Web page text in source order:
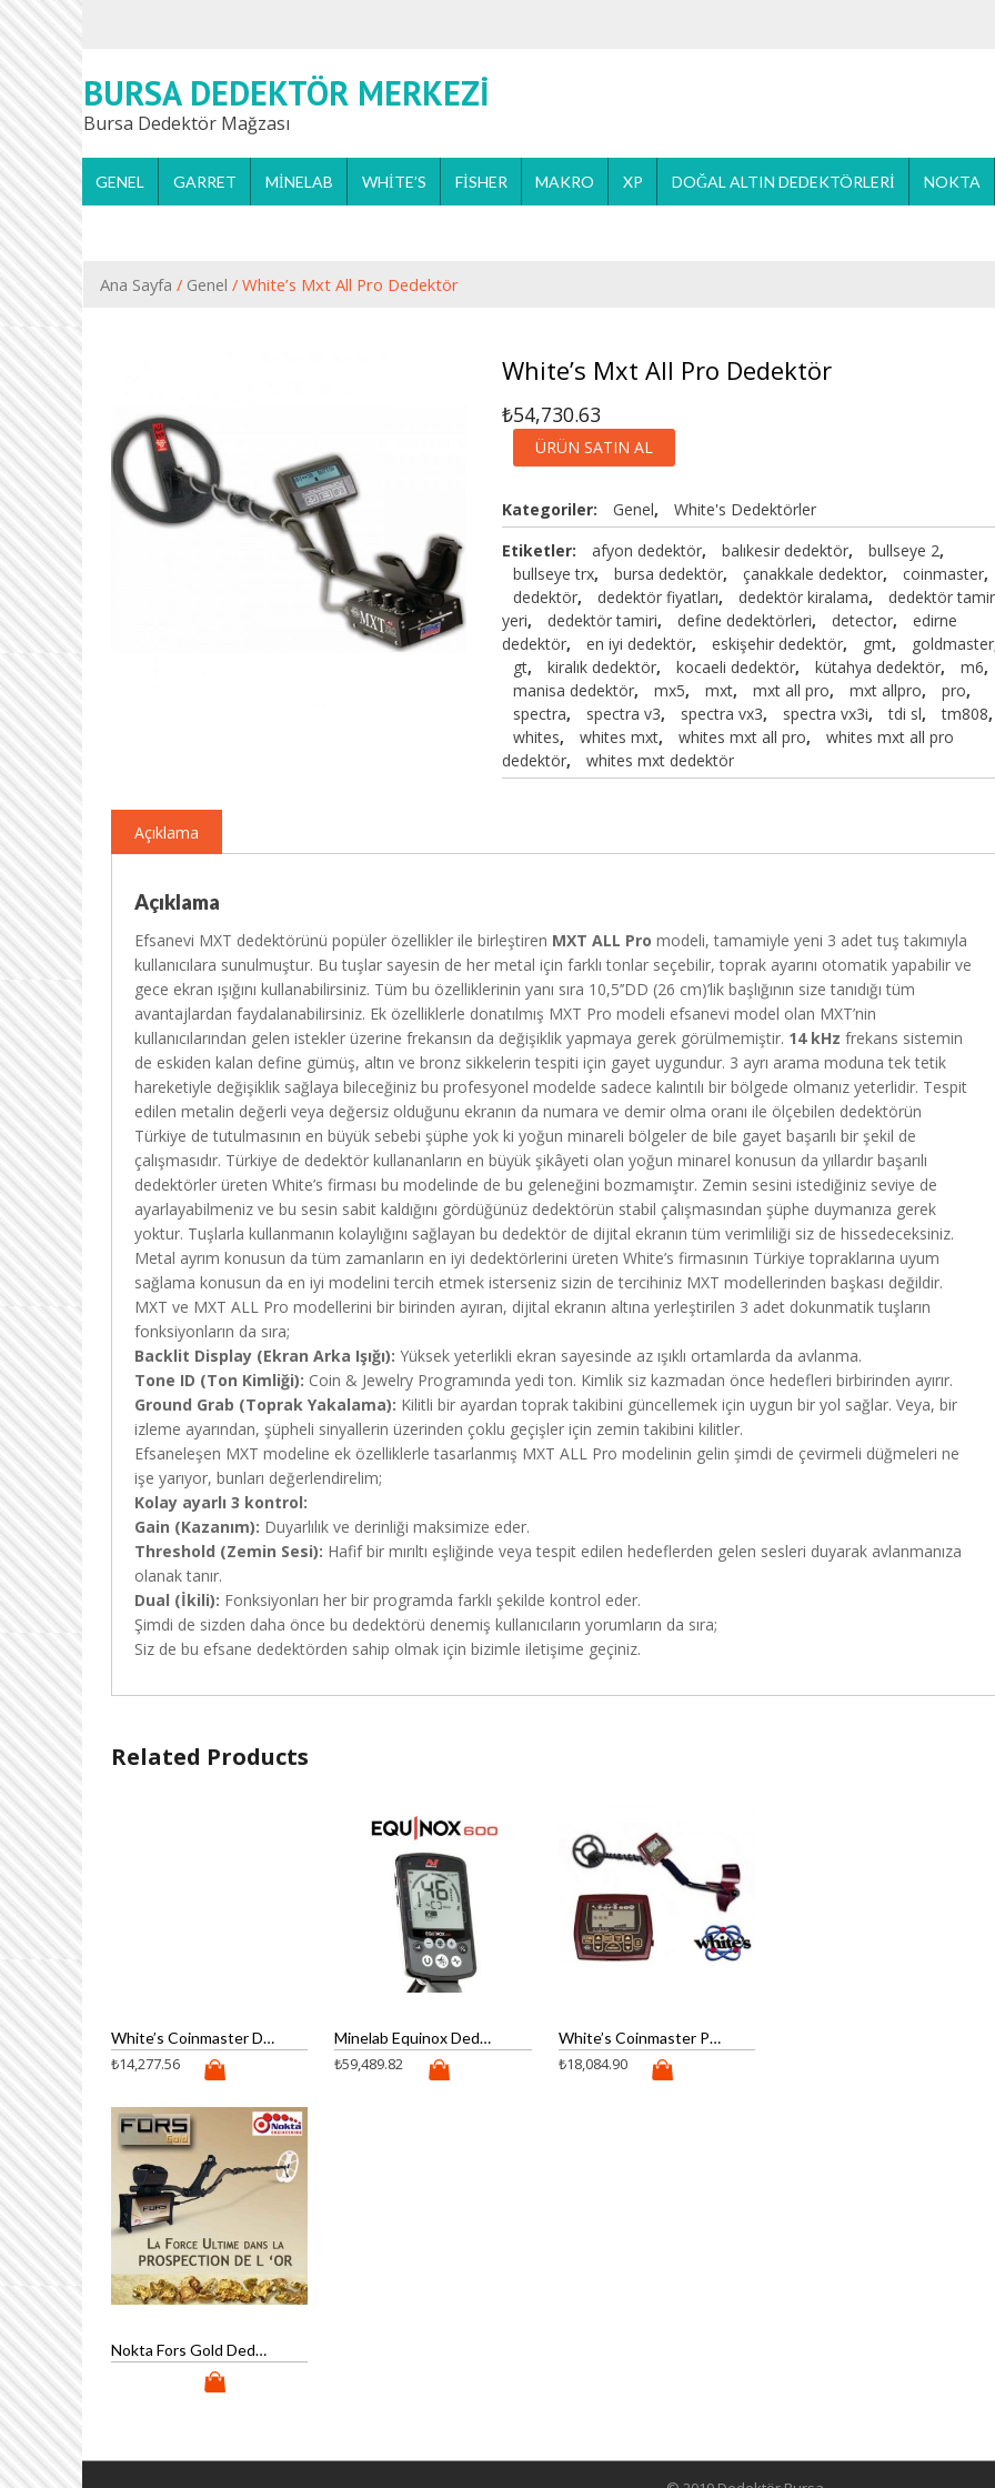
BURSA DEDEKTÖR MERKEZI
Bursa Dedektör Mağzası
GENEL GARRET MINELAB WHITE’S FISHER MAKRO XP DOĞAL ALTIN DEDEKTÖRLERI NOKTA
Ana Sayfa / Genel / White’s Mxt All Pro Dedektör
White’s Mxt All Pro Dedektör
₺54,730.63
ÜRÜN SATIN AL
Kategoriler: Genel,
White's Dedektörler
Etiketler:
afyon dedektör, balıkesir dedektör, bullseye 2,
bullseye trx, bursa dedektör, çanakkale dedektor, coinmaster,
dedektör, dedektör fiyatları, dedektör kiralama,
dedektör tamir
yeri, dedektör tamiri, define dedektörleri, detector,
edirne
dedektör, en iyi dedektör, eskişehir dedektör, gmt, goldmaster
gt, kiralık dedektör, kocaeli dedektör, kütahya dedektör, m6,
manisa dedektör, mx5, mxt, mxt all pro, mxt allpro, pro,
spectra, spectra v3, spectra vx3, spectra vx3i, tdi sl, tm808,
whites, whites mxt, whites mxt all pro,
whites mxt all pro
dedektör, whites mxt dedektör
Açıklama
Açıklama
Efsanevi MXT dedektörünü popüler özellikler ile birleştiren MXT ALL Pro modeli, tamamiyle yeni 3 adet tuş takımıyla
kullanıcılara sunulmuştur. Bu tuşlar sayesin de her metal için farklı tonlar seçebilir, toprak ayarını otomatik yapabilir ve
gece ekran ışığını kullanabilirsiniz. Tüm bu özelliklerinin yanı sıra 10,5’’DD (26 cm)’lik başlığının size tanıdığı tüm
avantajlardan faydalanabilirsiniz. Ek özelliklerle donatılmış MXT Pro modeli efsanevi model olan MXT’nin
kullanıcılarından gelen istekler üzerine frekansın da değişiklik yapmaya gerek görülmemiştir. 14 kHz frekans sistemin
de eskiden kalan define gümüş, altın ve bronz sikkelerin tespiti için gayet uygundur. 3 ayrı arama moduna tek tetik
hareketiyle değişiklik sağlaya bileceğiniz bu profesyonel modelde sadece kalıntılı bir bölgede olmanız yeterlidir. Tespit
edilen metalin değerli veya değersiz olduğunu ekranın da numara ve demir olma oranı ile ölçebilen dedektörün
Türkiye de tutulmasının en büyük sebebi şüphe yok ki yoğun minareli bölgeler de bile gayet başarılı bir şekil de
çalışmasıdır. Türkiye de dedektör kullananların en büyük şikâyeti olan yoğun minarel konusun da yıllardır başarılı
dedektörler üreten White’s firması bu modelinde de bu geleneğini bozmamıştır. Zemin sesini istediğiniz seviye de
ayarlayabilmeniz ve bu sesin sabit kaldığını gördüğünüz dedektörün stabil çalışmasından şüphe duymanıza gerek
yoktur. Tuşlarla kullanmanın kolaylığını sağlayan bu dedektör de dijital ekranın tüm verimliliği siz de hissedeceksiniz.
Metal ayrım konusun da tüm zamanların en iyi dedektörlerini üreten White’s firmasının Türkiye topraklarına uyum
sağlama konusun da en iyi modelini tercih etmek isterseniz sizin de tercihiniz MXT modellerinden başkası değildir.
MXT ve MXT ALL Pro modellerini bir birinden ayıran, dijital ekranın altına yerleştirilen 3 adet dokunmatik tuşların
fonksiyonların da sıra;
Backlit Display (Ekran Arka Işığı): Yüksek yeterlikli ekran sayesinde az ışıklı ortamlarda da avlanma.
Tone ID (Ton Kimliği): Coin & Jewelry Programında yedi ton. Kimlik siz kazmadan önce hedefleri birbirinden ayırır.
Ground Grab (Toprak Yakalama): Kilitli bir ayardan toprak takibini güncellemek için uygun bir yol sağlar. Veya, bir
izleme ayarından, şüpheli sinyallerin üzerinden çoklu geçişler için zemin takibini kilitler.
Efsaneleşen MXT modeline ek özelliklerle tasarlanmış MXT ALL Pro modelinin gelin şimdi de çevirmeli düğmeleri ne
işe yarıyor, bunları değerlendirelim;
Kolay ayarlı 3 kontrol:
Gain (Kazanım): Duyarlılık ve derinliği maksimize eder.
Threshold (Zemin Sesi): Hafif bir mırıltı eşliğinde veya tespit edilen hedeflerden gelen sesleri duyarak avlanmanıza
olanak tanır.
Dual (İkili): Fonksiyonları her bir programda farklı şekilde kontrol eder.
Şimdi de sizden daha önce bu dedektörü denemiş kullanıcıların yorumların da sıra;
Siz de bu efsane dedektörden sahip olmak için bizimle iletişime geçiniz.
Related Products
White’s Coinmaster Dedektör
₺14,277.56
Minelab Equinox Dedektör
₺59,489.82
White’s Coinmaster Pro Dedektör
₺18,084.90
Nokta Fors Gold Dedektör